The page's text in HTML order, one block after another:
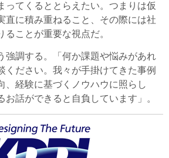
ってくるととらえたい。つまりは仮
直に積み重ねること、その際には社
ことが重要な視点だ。
調する。「何か課題や悩みがあれ
ください。我々が手掛けてきた事例
、経験に基づくノウハウに照らし
お話ができると自負しています」。